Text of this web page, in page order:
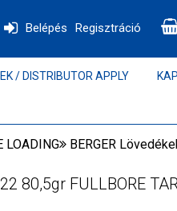
Belépés Regisztráció
/ DISTRIBUTOR APPLY
LOADING BERGER
80,5gr FULLBORE